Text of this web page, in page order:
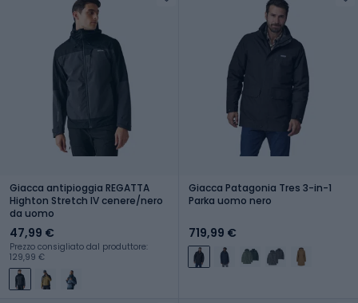
Giacca antipioggia REGATTA
Highton Stretch IV cenere/nero
da uomo
47,99 €
Prezzo consigliato dal produttore:
129,99 €
Giacca Patagonia Tres 3-in-1
Parka uomo nero
719,99 €